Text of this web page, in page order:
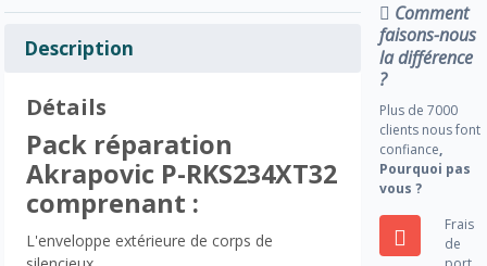
Description
Détails
Pack réparation
Akrapovic P-RKS234XT32
comprenant :
L'enveloppe extérieure de corps de
Comment
faisons-nous
la différence
?
Plus de 7000
clients nous font
confiance,
Pourquoi pas
vous ?
Frais
de